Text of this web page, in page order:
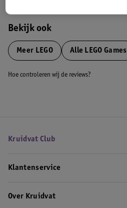
Bekijk ook
Meer LEGO Alle LEGO Games
Hoe controleren wij de reviews?
Kruidvat Club
Klantenservice
Over Kruidvat